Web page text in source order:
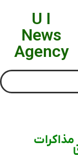
U I
News
Agency
مذاکرات